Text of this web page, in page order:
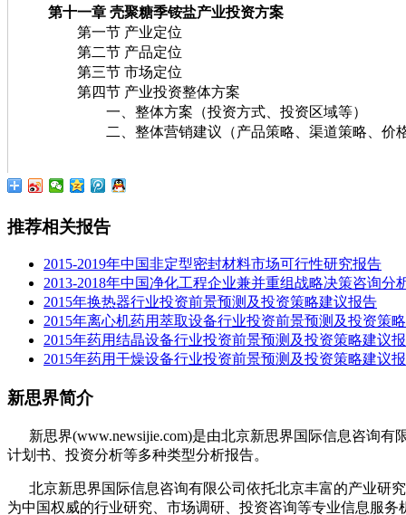
第十一章 壳聚糖季铵盐产业投资方案
第一节 产业定位
第二节 产品定位
第三节 市场定位
第四节 产业投资整体方案
一、整体方案（投资方式、投资区域等）
二、整体营销建议（产品策略、渠道策略、价格
推荐相关报告
2015-2019年中国非定型密封材料市场可行性研究报告
2013-2018年中国净化工程企业兼并重组战略决策咨询分
2015年换热器行业投资前景预测及投资策略建议报告
2015年离心机药用萃取设备行业投资前景预测及投资策
2015年药用结晶设备行业投资前景预测及投资策略建议
2015年药用干燥设备行业投资前景预测及投资策略建议
新思界简介
新思界(www.newsijie.com)是由北京新思界国际信息咨询
计划书、投资分析等多种类型分析报告。
北京新思界国际信息咨询有限公司依托北京丰富的产业研
为中国权威的行业研究、市场调研、投资咨询等专业信息服